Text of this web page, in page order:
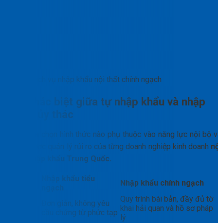
Dịch vụ nhập khẩu nội thất chính ngạch
Sự khác biệt giữa tự nhập khẩu và nhập
khẩu ủy thác
Việc lựa chọn hình thức nào phụ thuộc vào năng lực nội bộ
chiến lược quản lý rủi ro của từng doanh nghiệp kinh doanh
thất nhập khẩu Trung Quốc.
Nhập khẩu tiểu
ngạch
Nhập khẩu chính ngạch
Đơn giản, không yêu
cầu chứng từ phức tạp
Quy trình bài bản, đầy đủ tờ
khai hải quan và hồ sơ pháp
lý